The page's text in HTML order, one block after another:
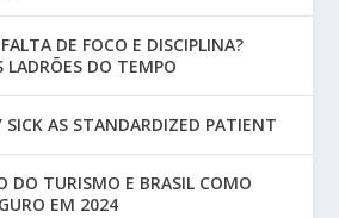
DE FOCO E DISCIPLINA?
LADRÕES DO TEMPO
SICK AS STANDARDIZED PATIENT
DO TURISMO E BRASIL COMO
EM 2024